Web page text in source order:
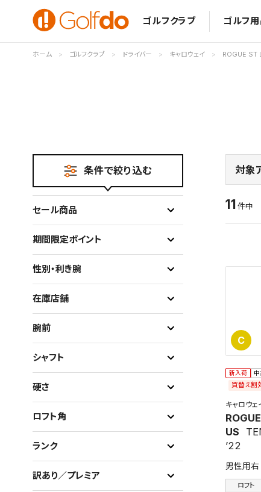
ゴルフクラブ ゴルフ用
ホーム ゴルフクラブ ドライバー キャロウェイ ROGUE
対象
11 件中
C
新入荷 中
買替え割
キャロウェ
US
’22
男性用右
ロフト
条件で絞り込む
セール商品
期間限定ポイント
性別・利き腕
在庫店舗
腕前
シャフト
硬さ
ロフト角
ランク
訳あり／プレミア